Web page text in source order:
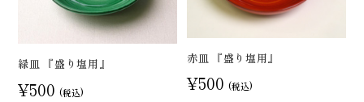
緑皿 『盛り塩用』
¥500 (税込)
赤皿 『盛り塩用』
¥500 (税込)